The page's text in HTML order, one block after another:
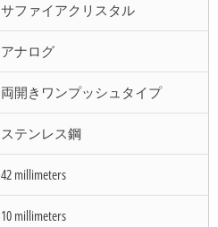
サファイアクリスタル
アナログ
両開きワンプッシュタイプ
ステンレス鋼
42 millimeters
10 millimeters